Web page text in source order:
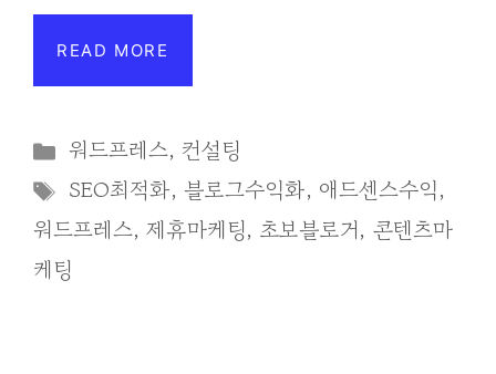
READ MORE
Categories
워드프레스, 컨설팅
Tags
SEO최적화, 블로그수익화, 애드센스수익,
워드프레스, 제휴마케팅, 초보블로거, 콘텐츠마
케팅